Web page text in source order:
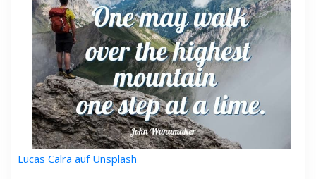
Lucas Calra auf Unsplash